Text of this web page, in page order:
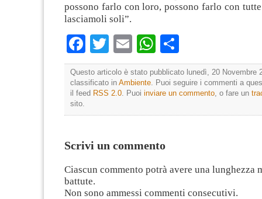
possono farlo con loro, possono farlo con
lasciamoli soli”.
Facebook
Twitter
EmailWhatsApp
Questo articolo è stato pubblicato lunedì, 20 Novembre
classificato in Ambiente . Puoi seguire i commenti a
il feed RSS 2.0 . Puoi inviare un commento , o fare un
sito.
Scrivi un commento
Ciascun commento potrà avere una lunghezza
battute.
Non sono ammessi commenti consecutivi.